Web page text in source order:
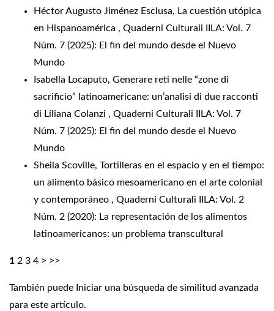
Héctor Augusto Jiménez Esclusa, La cuestión utópica
en Hispanoamérica , Quaderni Culturali IILA: Vol. 7
Núm. 7 (2025): El fin del mundo desde el Nuevo
Mundo
Isabella Locaputo, Generare reti nelle “zone di
sacrificio” latinoamericane: un’analisi di due racconti
di Liliana Colanzi , Quaderni Culturali IILA: Vol. 7
Núm. 7 (2025): El fin del mundo desde el Nuevo
Mundo
Sheila Scoville, Tortilleras en el espacio y en el tiempo:
un alimento básico mesoamericano en el arte colonial
y contemporáneo , Quaderni Culturali IILA: Vol. 2
Núm. 2 (2020): La representación de los alimentos
latinoamericanos: un problema transcultural
1 2 3 4 > >>
También puede Iniciar una búsqueda de similitud avanzada
para este artículo.